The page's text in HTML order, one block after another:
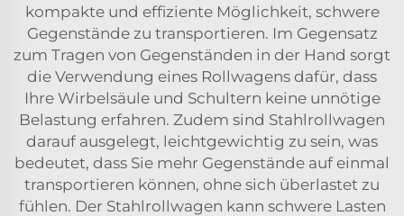
kompakte und effiziente Möglichkeit, schwere
Gegenstände zu transportieren. Im Gegensatz
zum Tragen von Gegenständen in der Hand sorgt
die Verwendung eines Rollwagens dafür, dass
Ihre Wirbelsäule und Schultern keine unnötige
Belastung erfahren. Zudem sind Stahlrollwagen
darauf ausgelegt, leichtgewichtig zu sein, was
bedeutet, dass Sie mehr Gegenstände auf einmal
transportieren können, ohne sich überlastet zu
fühlen. Der Stahlrollwagen kann schwere Lasten